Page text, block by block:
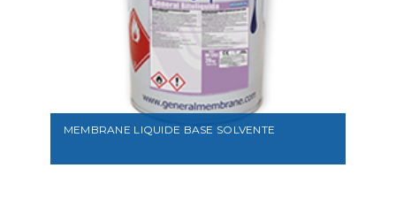
MEMBRANE LIQUIDE BASE SOLVENTE